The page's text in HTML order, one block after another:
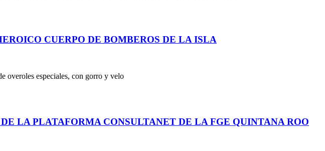
CUERPO DE BOMBEROS DE LA ISLA
overoles especiales, con gorro y velo
LA PLATAFORMA CONSULTANET DE LA FGE QUINTANA ROO